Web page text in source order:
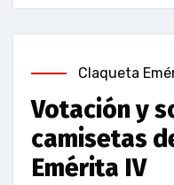
Claqueta
Votación y
camisetas
Emérita IV